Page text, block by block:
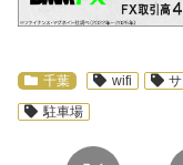
千葉 wifi
駐車場